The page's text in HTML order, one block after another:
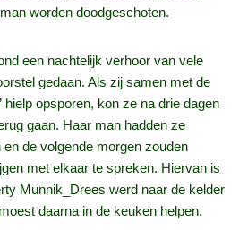
worden doodgeschoten.
een nachtelijk verhoor van vele
gedaan. Als zij samen met de
hielp opsporen, kon ze na drie dagen
gaan. Haar man hadden ze
de volgende morgen zouden
met elkaar te spreken. Hiervan is
Munnik_Drees werd naar de kelder
daarna in de keuken helpen.